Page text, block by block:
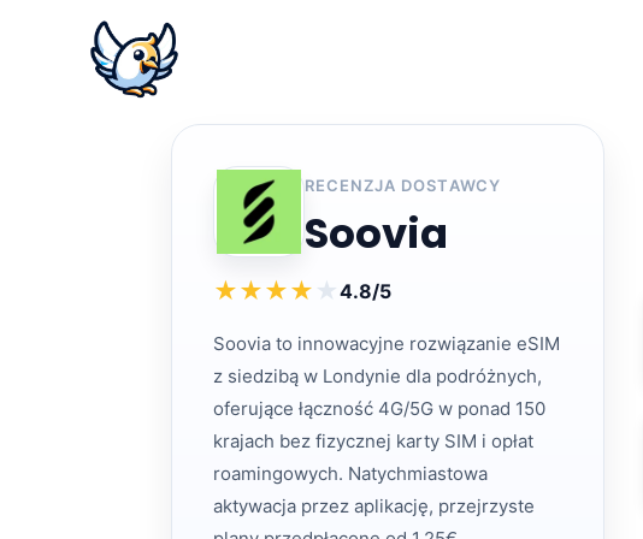
RECENZJA DOSTAWCY
Soovia
★★★★ ★4.8/5
Soovia to innowacyjne rozwiązanie eSIM
z siedzibą w Londynie dla podróżnych,
oferujące łączność 4G/5G w ponad 150
krajach bez fizycznej karty SIM i opłat
roamingowych. Natychmiastowa
aktywacja przez aplikację, przejrzyste